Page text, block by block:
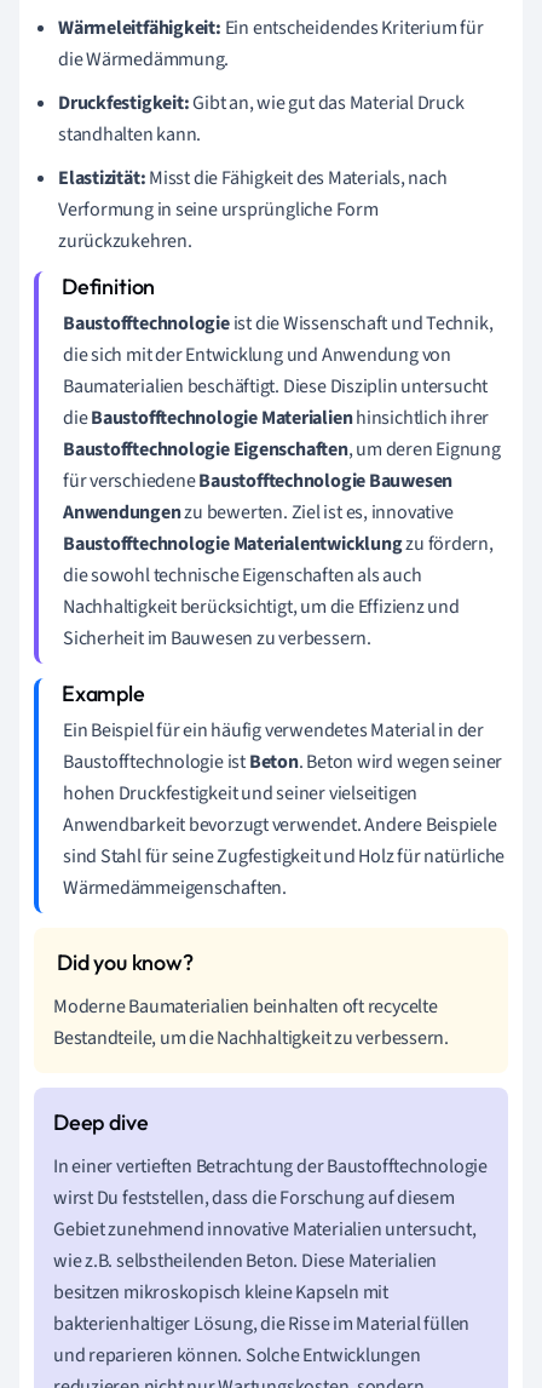
Wärmeleitfähigkeit: Ein entscheidendes Kriterium für
die Wärmedämmung.
Druckfestigkeit:Gibt an, wie gut das Material Druck
standhalten kann.
Elastizität:Misst die Fähigkeit des Materials, nach
Verformung in seine ursprüngliche Form
zurückzukehren.
Baustofftechnologieist die Wissenschaft und Technik,
die sich mit der Entwicklung und Anwendung von
Baumaterialien beschäftigt. Diese Disziplin untersucht
dieBaustofftechnologie Materialienhinsichtlich ihrer
Baustofftechnologie Eigenschaften, um deren Eignung
für verschiedeneBaustofftechnologie Bauwesen
Anwendungenzu bewerten. Ziel ist es, innovative
Baustofftechnologie Materialentwicklungzu fördern,
die sowohl technische Eigenschaften als auch
Nachhaltigkeit berücksichtigt, um die Effizienz und
Sicherheit im Bauwesen zu verbessern.
Ein Beispiel für ein häufig verwendetes Material in der
Baustofftechnologie istBeton. Beton wird wegen seiner
hohen Druckfestigkeit und seiner vielseitigen
Anwendbarkeit bevorzugt verwendet. Andere Beispiele
sind Stahl für seine Zugfestigkeit und Holz für natürliche
Wärmedämmeigenschaften.
Moderne Baumaterialien beinhalten oft recycelte
Bestandteile, um die Nachhaltigkeit zu verbessern.
In einer vertieften Betrachtung der Baustofftechnologie
wirst Du feststellen, dass die Forschung auf diesem
Gebiet zunehmend innovative Materialien untersucht,
wie z.B. selbstheilenden Beton. Diese Materialien
besitzen mikroskopisch kleine Kapseln mit
bakterienhaltiger Lösung, die Risse im Material füllen
und reparieren können. Solche Entwicklungen